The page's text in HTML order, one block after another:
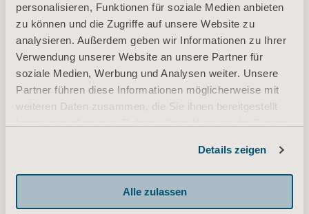
personalisieren, Funktionen für soziale Medien anbieten
zu können und die Zugriffe auf unsere Website zu
analysieren. Außerdem geben wir Informationen zu Ihrer
Verwendung unserer Website an unsere Partner für
soziale Medien, Werbung und Analysen weiter. Unsere
Partner führen diese Informationen möglicherweise mit
weiteren Daten zusammen, die Sie ihnen bereitgestellt
Details zeigen
Alle zulassen
DE, EN, NL, FR, IT, ES, ZH for Austria, International, United States of America, Australia, Belgium, Switzerland, Germany, Spain, France, United Kingdom of Great Britain and Northern Ireland, Ireland, Canada, New Zealand, Italy, China, South Africa
Sling selection and application
und/oder Dokument zum klinischen Fokus
DOWNLOAD